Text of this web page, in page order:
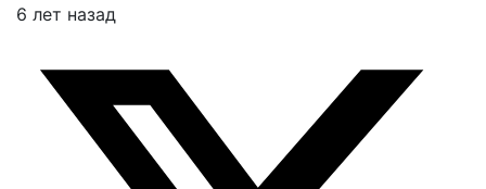
6 лет назад